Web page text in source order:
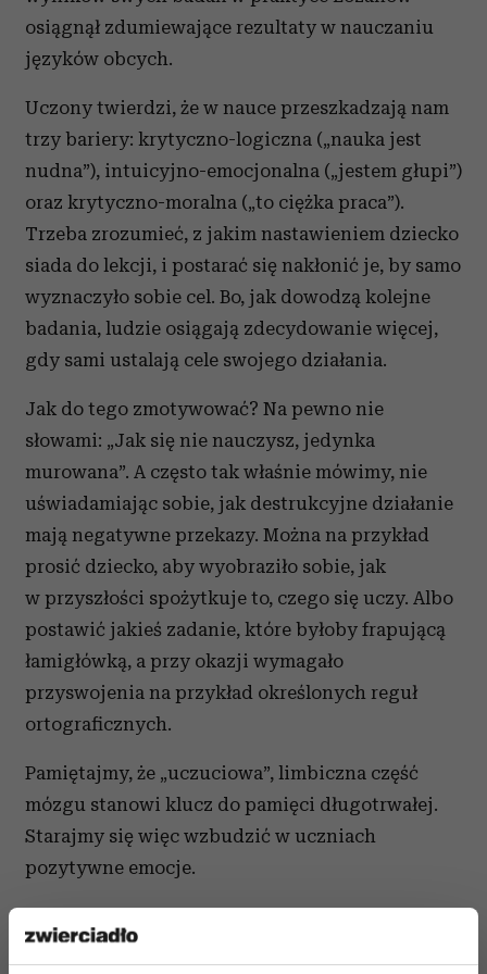
osiągnął zdumiewające rezultaty w nauczaniu
języków obcych.
Uczony twierdzi, że w nauce przeszkadzają nam
trzy bariery: krytyczno-logiczna („nauka jest
nudna”), intuicyjno-emocjonalna („jestem głupi”)
oraz krytyczno-moralna („to ciężka praca”).
Trzeba zrozumieć, z jakim nastawieniem dziecko
siada do lekcji, i postarać się nakłonić je, by samo
wyznaczyło sobie cel. Bo, jak dowodzą kolejne
badania, ludzie osiągają zdecydowanie więcej,
gdy sami ustalają cele swojego działania.
Jak do tego zmotywować? Na pewno nie
słowami: „Jak się nie nauczysz, jedynka
murowana”. A często tak właśnie mówimy, nie
uświadamiając sobie, jak destrukcyjne działanie
mają negatywne przekazy. Można na przykład
prosić dziecko, aby wyobraziło sobie, jak
w przyszłości spożytkuje to, czego się uczy. Albo
postawić jakieś zadanie, które byłoby frapującą
łamigłówką, a przy okazji wymagało
przyswojenia na przykład określonych reguł
ortograficznych.
Pamiętajmy, że „uczuciowa”, limbiczna część
mózgu stanowi klucz do pamięci długotrwałej.
Starajmy się więc wzbudzić w uczniach
pozytywne emocje.
Małe dzieci najlepiej uczą się w atmosferze